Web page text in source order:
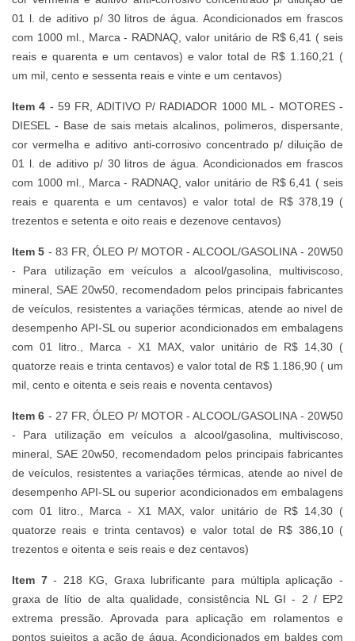
01 l. de aditivo p/ 30 litros de água. Acondicionados em frascos
com 1000 ml., Marca - RADNAQ, valor unitário de R$ 6,41 ( seis
reais e quarenta e um centavos) e valor total de R$ 1.160,21 (
um mil, cento e sessenta reais e vinte e um centavos)
Item 4 - 59 FR, ADITIVO P/ RADIADOR 1000 ML - MOTORES -
DIESEL - Base de sais metais alcalinos, polimeros, dispersante,
cor vermelha e aditivo anti-corrosivo concentrado p/ diluição de
01 l. de aditivo p/ 30 litros de água. Acondicionados em frascos
com 1000 ml., Marca - RADNAQ, valor unitário de R$ 6,41 ( seis
reais e quarenta e um centavos) e valor total de R$ 378,19 (
trezentos e setenta e oito reais e dezenove centavos)
Item 5 - 83 FR, ÓLEO P/ MOTOR - ALCOOL/GASOLINA - 20W50
- Para utilização em veículos a alcool/gasolina, multiviscoso,
mineral, SAE 20w50, recomendadom pelos principais fabricantes
de veículos, resistentes a variações térmicas, atende ao nivel de
desempenho API-SL ou superior acondicionados em embalagens
com 01 litro., Marca - X1 MAX, valor unitário de R$ 14,30 (
quatorze reais e trinta centavos) e valor total de R$ 1.186,90 ( um
mil, cento e oitenta e seis reais e noventa centavos)
Item 6 - 27 FR, ÓLEO P/ MOTOR - ALCOOL/GASOLINA - 20W50
- Para utilização em veículos a alcool/gasolina, multiviscoso,
mineral, SAE 20w50, recomendadom pelos principais fabricantes
de veículos, resistentes a variações térmicas, atende ao nivel de
desempenho API-SL ou superior acondicionados em embalagens
com 01 litro., Marca - X1 MAX, valor unitário de R$ 14,30 (
quatorze reais e trinta centavos) e valor total de R$ 386,10 (
trezentos e oitenta e seis reais e dez centavos)
Item 7- 218 KG, Graxa lubrificante para múltipla aplicação -
graxa de lítio de alta qualidade, consistência NL GI - 2 / EP2
extrema pressão. Aprovada para aplicação em rolamentos e
pontos sujeitos a ação de água. Acondicionados em baldes com